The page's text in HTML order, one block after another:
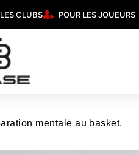
CLUBS POUR LES JOUEURS
mentale au basket.